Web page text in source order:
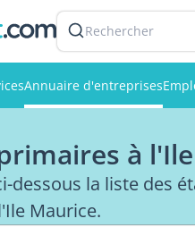
Rechercher
Annuaire d'entreprises
à
dessous la liste des
Maurice.